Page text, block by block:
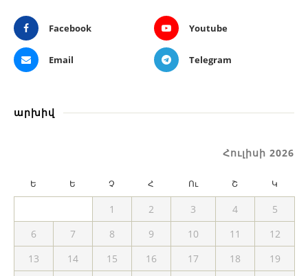
Facebook Youtube
Email Telegram
արխիվ
Հուլիսի 2026
Ե Ե Չ Հ Ու Շ Կ
1 2 3 4
5
6
7 8 9 10 11
12
13
14 15 16 17 18
19